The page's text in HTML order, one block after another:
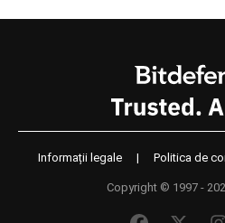
Informații legale | Politica de
Copyright © 1997 -